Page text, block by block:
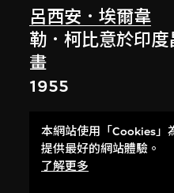
呂西安．埃爾韋
勒．柯比意於印
畫
1955
本網站使用「Cookies」
提供最好的網站體驗。
了解更多